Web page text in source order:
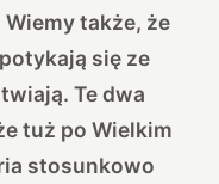
także, że
się ze
Te dwa
tuż po Wielkim
stosunkowo